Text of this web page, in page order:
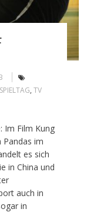
, TV
Im Film Kung
Pandas im
es sich
in China und
auch in
in